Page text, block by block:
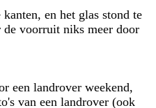
en het glas stond te
voorruit niks meer door
een landrover weekend,
van een landrover (ook